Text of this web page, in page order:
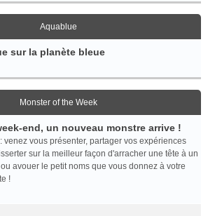
Aquablue
sur la planète bleue
Monster of the Week
end, un nouveau monstre arrive !
venez vous présenter, partager vos expériences
sur la meilleur façon d'arracher une tête à un
avouer le petit noms que vous donnez à votre
!